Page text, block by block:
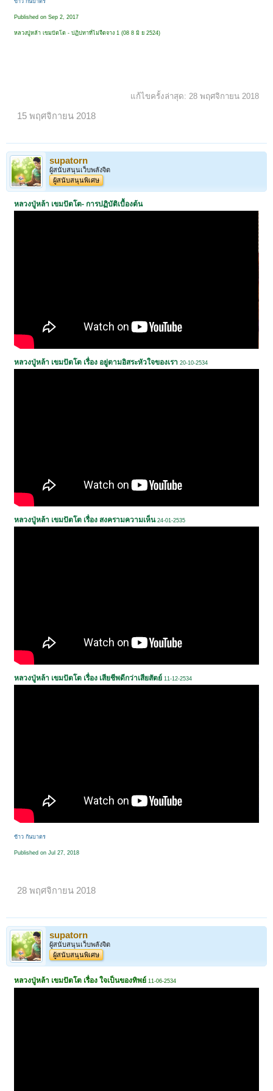
Published on Sep 2, 2017
หลวงปู่หล้า เขมปัตโต - ปฏิปทาที่ไม่จืดจาง 1 (08 8 มิ ย 2524)
แก้ไขครั้งล่าสุด: 28 พฤศจิกายน 2018
15 พฤศจิกายน 2018
supatorn
ผู้สนับสนุนเว็บพลังจิต
ผู้สนับสนุนพิเศษ
หลวงปู่หล้า เขมปัตโต- การปฏิบัติเบื้องต้น
หลวงปู่หล้า เขมปัตโต เรื่อง อยู่ตามอิสระหัวใจของเรา 20-10-2534
หลวงปู่หล้า เขมปัตโต เรื่อง สงครามความเห็น 24-01-2535
หลวงปู่หล้า เขมปัตโต เรื่อง เสียชีพดีกว่าเสียสัตย์ 11-12-2534
ข้าว ก้นบาตร
Published on Jul 27, 2018
28 พฤศจิกายน 2018
supatorn
ผู้สนับสนุนเว็บพลังจิต
ผู้สนับสนุนพิเศษ
หลวงปู่หล้า เขมปัตโต เรื่อง ใจเป็นของทิพย์11-06-2534